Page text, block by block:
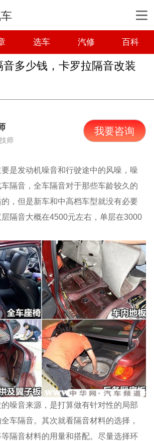
选车 汽修 百科
多少钱，卡罗拉隔音改装
师
我要咨询
是发动机噪音和行驶途中的风噪，噪
隔音，全车隔音对于那些车龄较久的
，但是新车和中高档车型就没有必要
隔音大概在4500元左右，单层在3000
噪音来源，是打算做有针对性的局部
车隔音。其次就看隔音材料的选择，
隔音材料的用量和搭配。尽量选择环